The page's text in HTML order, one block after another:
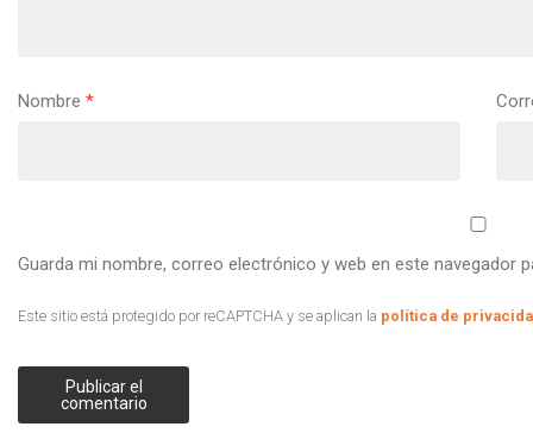
Nombre *
Guarda mi nombre, correo electrónico y web en este navegador
Este sitio está protegido por reCAPTCHA y se aplican la política de